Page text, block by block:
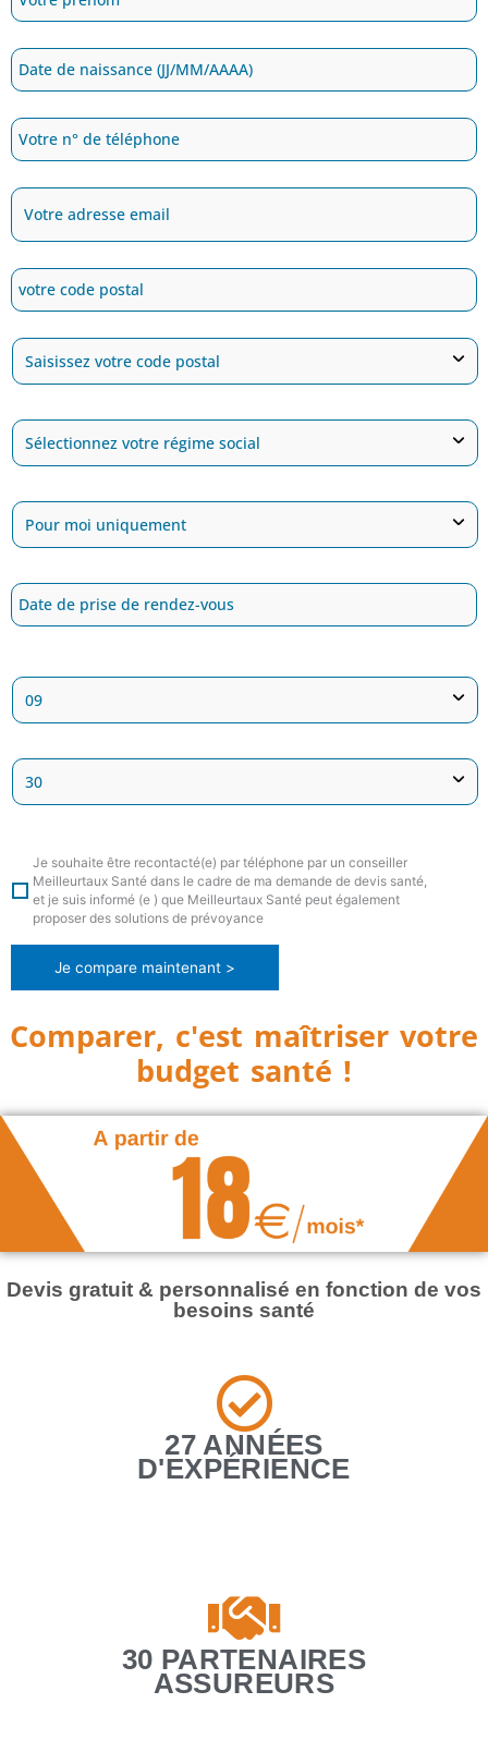
Comparer, c'est maîtriser votre
budget santé !
Devis gratuit & personnalisé en fonction de vos
besoins santé
Je souhaite être recontacté(e) par téléphone par un conseiller
Meilleurtaux Santé dans le cadre de ma demande de devis santé,
et je suis informé (e ) que Meilleurtaux Santé peut également
proposer des solutions de prévoyance
Je compare maintenant >
27 ANNÉES
D'EXPÉRIENCE
30 PARTENAIRES
ASSUREURS